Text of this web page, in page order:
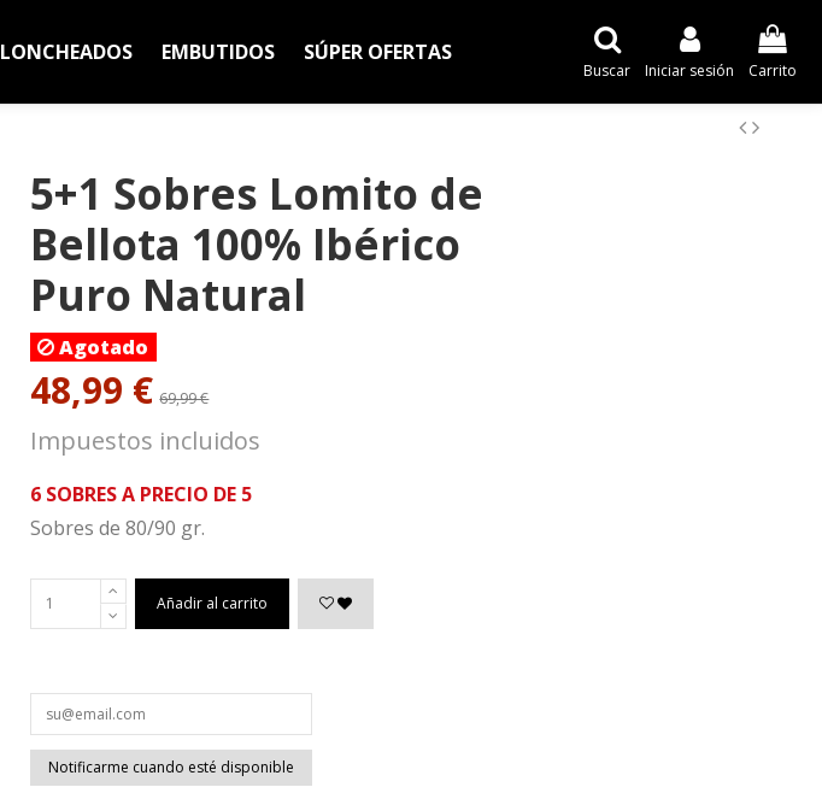
LONCHEADOS EMBUTIDOS SÚPER OFERTAS
Buscar Iniciar sesión Carrito
5+1 Sobres Lomito de
Bellota 100% Ibérico
Puro Natural
Agotado
48,99 € 69,99 €
Impuestos incluidos
6 SOBRES A PRECIO DE 5
Sobres de 80/90 gr.
Añadir al carrito